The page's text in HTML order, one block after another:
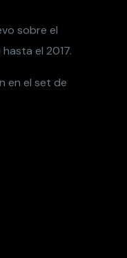
sobre el
el 2017.
en el set de